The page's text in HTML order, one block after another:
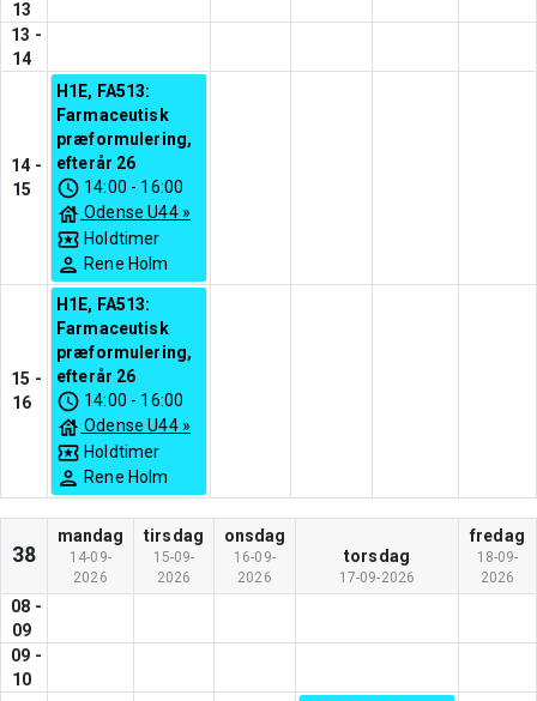
13
13 -
14
14 -
15
H1E, FA513:
Farmaceutisk
præformulering,
efterår 26
14:00 - 16:00
Odense U44»
Holdtimer
Rene Holm
15 -
16
H1E, FA513:
Farmaceutisk
præformulering,
efterår 26
14:00 - 16:00
Odense U44»
Holdtimer
Rene Holm
38
mandag
14-09-
2026
tirsdag
15-09-
2026
onsdag
16-09-
2026
torsdag
17-09-2026
fredag
18-09-
2026
08 -
09
09 -
10